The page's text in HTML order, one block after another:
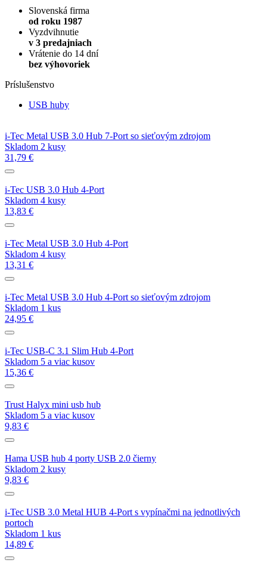
Slovenská firma
od roku 1987
Vyzdvihnutie
v 3 predajniach
Vrátenie do 14 dní
bez výhovoriek
Príslušenstvo
USB huby
i-Tec Metal USB 3.0 Hub 7-Port so sieťovým zdrojom
Skladom 2 kusy
31,79 €
i-Tec USB 3.0 Hub 4-Port
Skladom 4 kusy
13,83 €
i-Tec Metal USB 3.0 Hub 4-Port
Skladom 4 kusy
13,31 €
i-Tec Metal USB 3.0 Hub 4-Port so sieťovým zdrojom
Skladom 1 kus
24,95 €
i-Tec USB-C 3.1 Slim Hub 4-Port
Skladom 5 a viac kusov
15,36 €
Trust Halyx mini usb hub
Skladom 5 a viac kusov
9,83 €
Hama USB hub 4 porty USB 2.0 čierny
Skladom 2 kusy
9,83 €
i-Tec USB 3.0 Metal HUB 4-Port s vypínačmi na jednotlivých
portoch
Skladom 1 kus
14,89 €